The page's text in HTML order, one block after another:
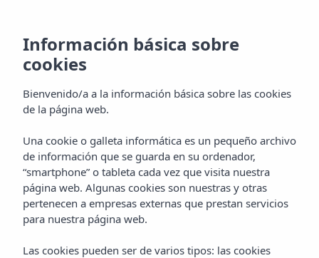
Gastronomía
Hotel Vibra Beverly Playa
Información básica sobre
cookies
Bienvenido/a a la información básica sobre las cookies
de la página web.
Una cookie o galleta informática es un pequeño archivo
de información que se guarda en su ordenador,
“smartphone” o tableta cada vez que visita nuestra
página web. Algunas cookies son nuestras y otras
pertenecen a empresas externas que prestan servicios
para nuestra página web.
Las cookies pueden ser de varios tipos: las cookies